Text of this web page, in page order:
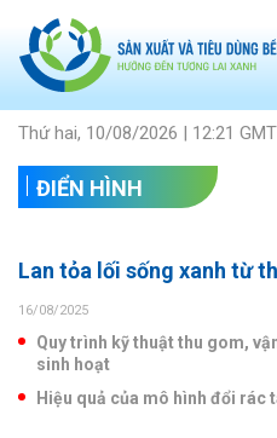
Thứ hai, 10/08/2026 | 12:21
ĐIỂN HÌNH
Lan tỏa lối sống xanh từ
16/08/2025
Quy trình kỹ thuật thu gom,
sinh hoạt
Hiệu quả của mô hình đổi rác